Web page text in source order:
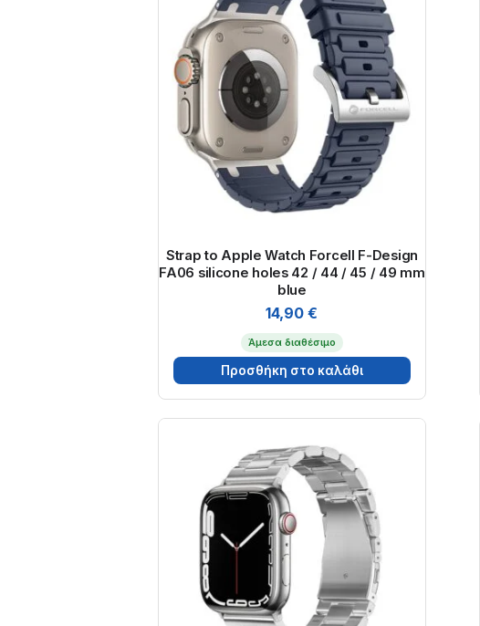
Strap to Apple Watch Forcell F-Design
FA06 silicone holes 42 / 44 / 45 / 49 mm
blue
14,90€
Άμεσα διαθέσιμο
Προσθήκη στο καλάθι